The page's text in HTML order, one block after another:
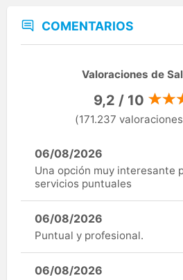
COMENTARIOS
Valoraciones de
9,2 / 10
(171.237
06/08/2026
Una opción muy interesante
servicios puntuales
06/08/2026
Puntual y profesional.
06/08/2026